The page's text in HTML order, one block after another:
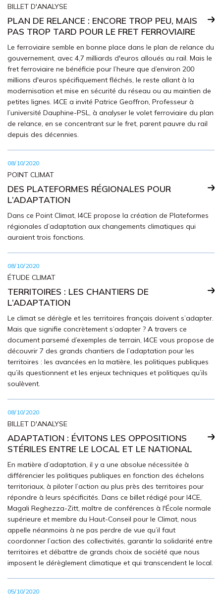
BILLET D'ANALYSE
PLAN DE RELANCE : ENCORE TROP PEU, MAIS
PAS TROP TARD POUR LE FRET FERROVIAIRE
Le ferroviaire semble en bonne place dans le plan de relance du
gouvernement, avec 4,7 milliards d'euros alloués au rail. Mais le
fret ferroviaire ne bénéficie pour l’heure que d’environ 200
millions d'euros spécifiquement fléchés, le reste allant à la
modernisation et mise en sécurité du réseau ou au maintien de
petites lignes. I4CE a invité Patrice Geoffron, Professeur à
l’université Dauphine-PSL, à analyser le volet ferroviaire du plan
de relance, en se concentrant sur le fret, parent pauvre du rail
depuis des décennies.
08/10/2020
POINT CLIMAT
DES PLATEFORMES RÉGIONALES POUR
L’ADAPTATION
Dans ce Point Climat, I4CE propose la création de Plateformes
régionales d’adaptation aux changements climatiques qui
auraient trois fonctions.
08/10/2020
ÉTUDE CLIMAT
TERRITOIRES : LES CHANTIERS DE
L’ADAPTATION
Le climat se dérègle et les territoires français doivent s’adapter.
Mais que signifie concrètement s’adapter ? A travers ce
document parsemé d’exemples de terrain, I4CE vous propose de
découvrir 7 des grands chantiers de l’adaptation pour les
territoires : les avancées en la matière, les politiques publiques
qu’ils questionnent et les enjeux techniques et politiques qu’ils
soulèvent.
08/10/2020
BILLET D'ANALYSE
ADAPTATION : ÉVITONS LES OPPOSITIONS
STÉRILES ENTRE LE LOCAL ET LE NATIONAL
En matière d’adaptation, il y a une absolue nécessitée à
différencier les politiques publiques en fonction des échelons
territoriaux, à piloter l’action au plus près des territoires pour
répondre à leurs spécificités. Dans ce billet rédigé pour I4CE,
Magali Reghezza-Zitt, maître de conférences à l'École normale
supérieure et membre du Haut-Conseil pour le Climat, nous
appelle néanmoins à ne pas perdre de vue qu’il faut
coordonner l’action des collectivités, garantir la solidarité entre
territoires et débattre de grands choix de société que nous
imposent le dérèglement climatique et qui transcendent le local.
05/10/2020